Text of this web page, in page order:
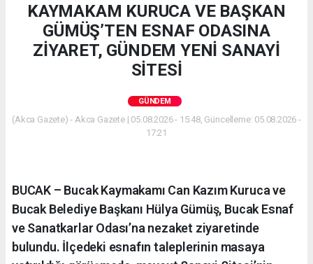
KAYMAKAM KURUCA VE BAŞKAN
GÜMÜŞ’TEN ESNAF ODASINA
ZİYARET, GÜNDEM YENİ SANAYİ
SİTESİ
GÜNDEM
(Akca Gazete) - Akca Gazete | 05.08.2026 - 15:48, Güncelleme: 05.08.2026 -
17:21
BUCAK – Bucak Kaymakamı Can Kazım Kuruca ve
Bucak Belediye Başkanı Hülya Gümüş, Bucak Esnaf
ve Sanatkarlar Odası’na nezaket ziyaretinde
bulundu. İlçedeki esnafın taleplerinin masaya